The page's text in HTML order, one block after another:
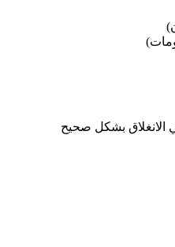
الانغلاق بشكل صحيح